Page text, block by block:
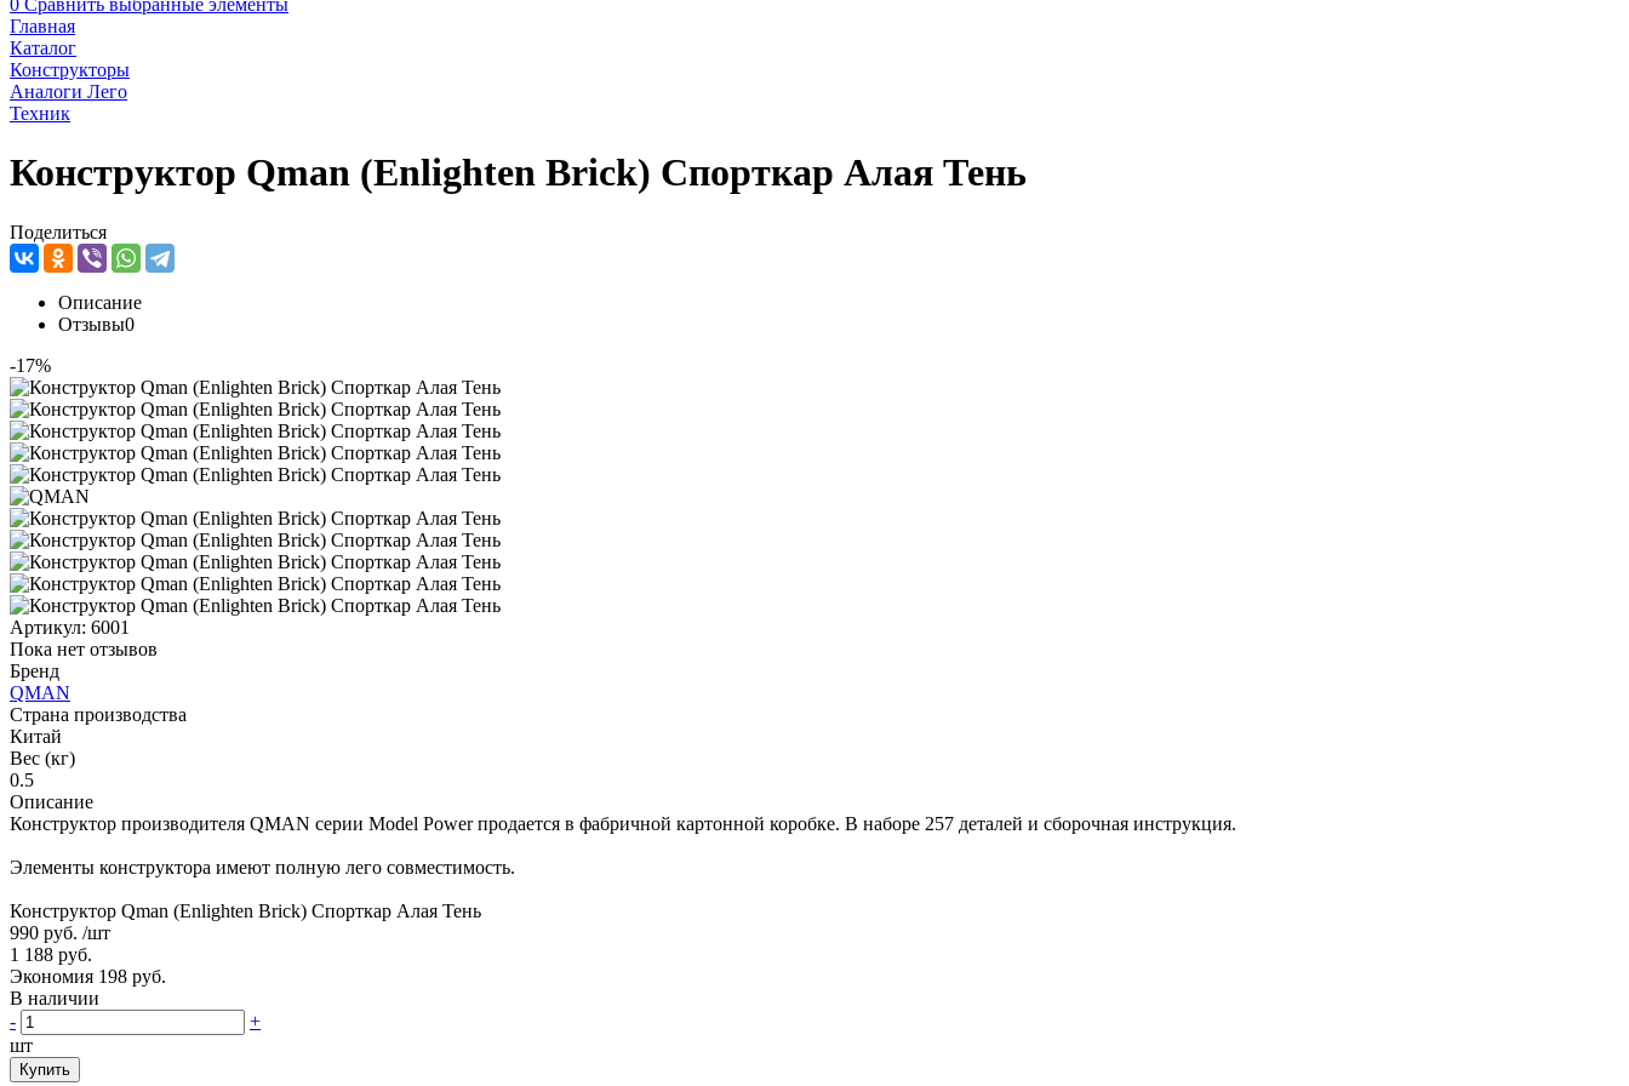
0 Сравнить выбранные элементы
Главная
Каталог
Конструкторы
Аналоги Лего
Техник
Конструктор Qman (Enlighten Brick) Спорткар Алая Тень
Поделиться
Описание
Отзывы0
-17%
Артикул: 6001
Пока нет отзывов
Бренд
QMAN
Страна производства
Китай
Вес (кг)
0.5
Описание
Конструктор производителя QMAN серии Model Power продается в фабричной картонной коробке. В наборе 257 деталей и сборочная инструкция.
Элементы конструктора имеют полную лего совместимость.
Конструктор Qman (Enlighten Brick) Спорткар Алая Тень
990 руб. /шт
1 188 руб.
Экономия 198 руб.
В наличии
-
+
шт
Купить